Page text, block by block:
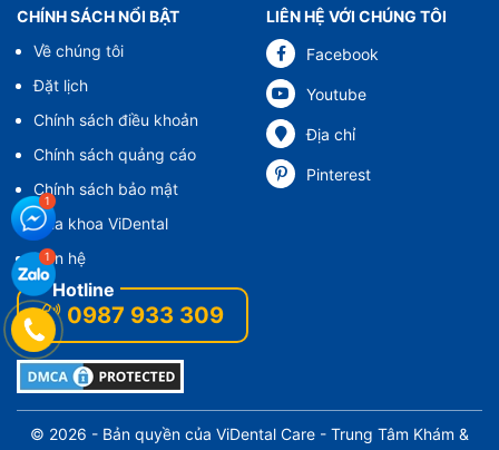
CHÍNH SÁCH NỔI BẬT
Về chúng tôi
Đặt lịch
Chính sách điều khoản
Chính sách quảng cáo
Chính sách bảo mật
Nha khoa ViDental
Liên hệ
LIÊN HỆ VỚI CHÚNG TÔI
Facebook
Youtube
Địa chỉ
Pinterest
0987 933 309
© 2026 - Bản quyền của ViDental Care - Trung Tâm Khám &